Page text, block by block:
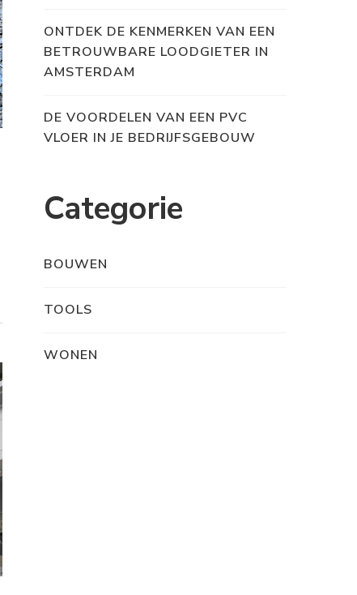
ONTDEK DE KENMERKEN VAN EEN
BETROUWBARE LOODGIETER IN
AMSTERDAM
DE VOORDELEN VAN EEN PVC
VLOER IN JE BEDRIJFSGEBOUW
Categorie
BOUWEN
TOOLS
WONEN